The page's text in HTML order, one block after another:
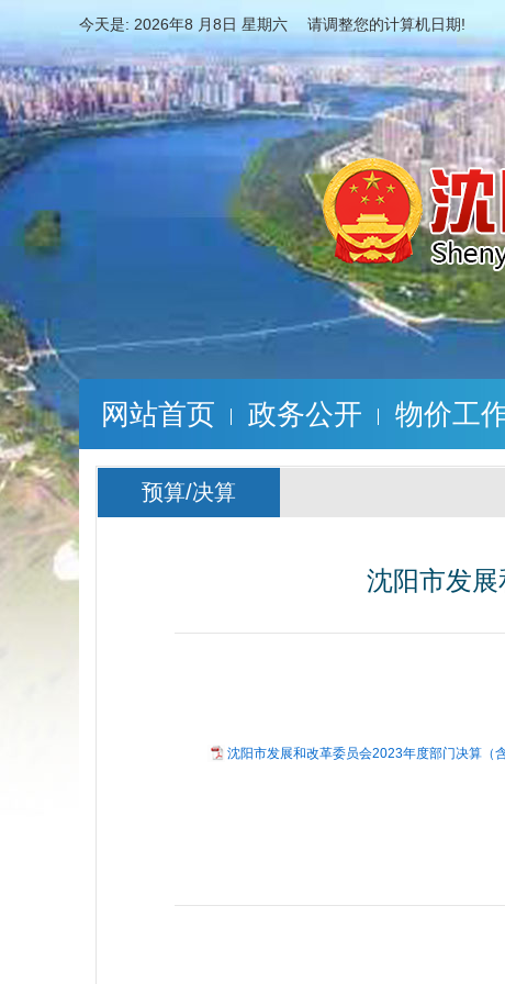
今天是: 2026年8 月8日 星期六 请调整您的计算机日期!
网站首页 政务公开 物价工
预算/决算
沈阳市发展
沈阳市发展和改革委员会2023年度部门决算（